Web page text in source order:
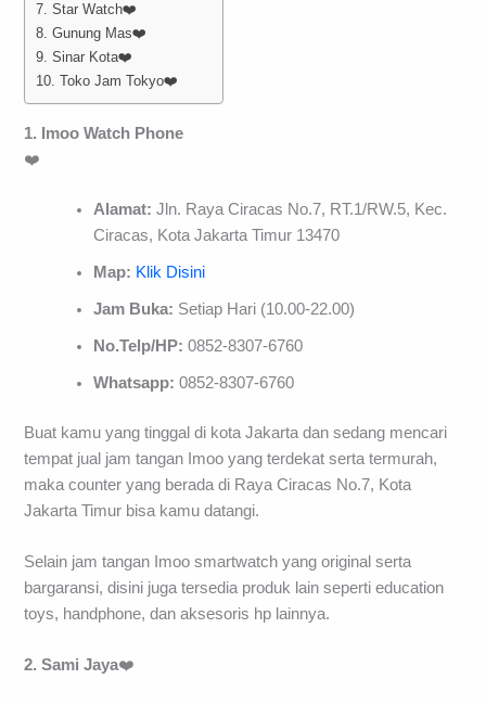
7. Star Watch❤️
8. Gunung Mas❤️
9. Sinar Kota❤️
10. Toko Jam Tokyo❤️
1. Imoo Watch Phone
❤️
Alamat: Jln. Raya Ciracas No.7, RT.1/RW.5, Kec.
Ciracas, Kota Jakarta Timur 13470
Map: Klik Disini
Jam Buka: Setiap Hari (10.00-22.00)
No.Telp/HP: 0852-8307-6760
Whatsapp:0852-8307-6760
Buat kamu yang tinggal di kota Jakarta dan sedang mencari
tempat jual jam tangan Imoo yang terdekat serta termurah,
maka counter yang berada di Raya Ciracas No.7, Kota
Jakarta Timur bisa kamu datangi.
Selain jam tangan Imoo smartwatch yang original serta
bargaransi, disini juga tersedia produk lain seperti education
toys, handphone, dan aksesoris hp lainnya.
2. Sami Jaya❤️